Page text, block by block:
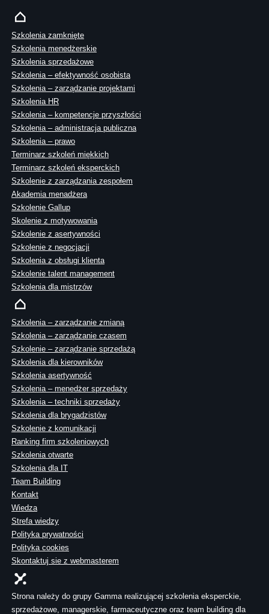
Szkolenia zamknięte
Szkolenia menedżerskie
Szkolenia sprzedażowe
Szkolenia – efektywność osobista
Szkolenia – zarządzanie projektami
Szkolenia HR
Szkolenia – kompetencje przyszłości
Szkolenia – administracja publiczna
Szkolenia – prawo
Terminarz szkoleń miękkich
Terminarz szkoleń eksperckich
Szkolenie z zarządzania zespołem
Akademia menadżera
Szkolenie Gallup
Skolenie z motywowania
Szkolenie z asertywności
Szkolenie z negocjacji
Szkolenia z obsługi klienta
Szkolenie talent management
Szkolenia dla mistrzów
Szkolenia – zarządzanie zmianą
Szkolenia – zarządzanie czasem
Szkolenie – zarządzanie sprzedażą
Szkolenia dla kierowników
Szkolenia asertywność
Szkolenia – menedżer sprzedaży
Szkolenia – techniki sprzedaży
Szkolenia dla brygadzistów
Szkolenie z komunikacji
Ranking firm szkoleniowych
Szkolenia otwarte
Szkolenia dla IT
Team Building
Kontakt
Wiedza
Strefa wiedzy
Polityka prywatności
Polityka cookies
Skontaktuj sie z webmasterem
Strona należy do grupy Gamma realizującej szkolenia eksperckie,
sprzedażowe, managerskie, farmaceutyczne oraz team building dla